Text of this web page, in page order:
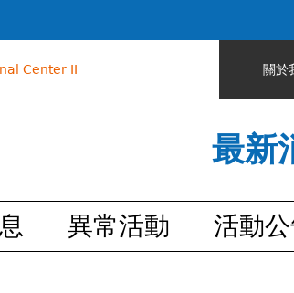
Center II 關於
最新
異常活動 活動